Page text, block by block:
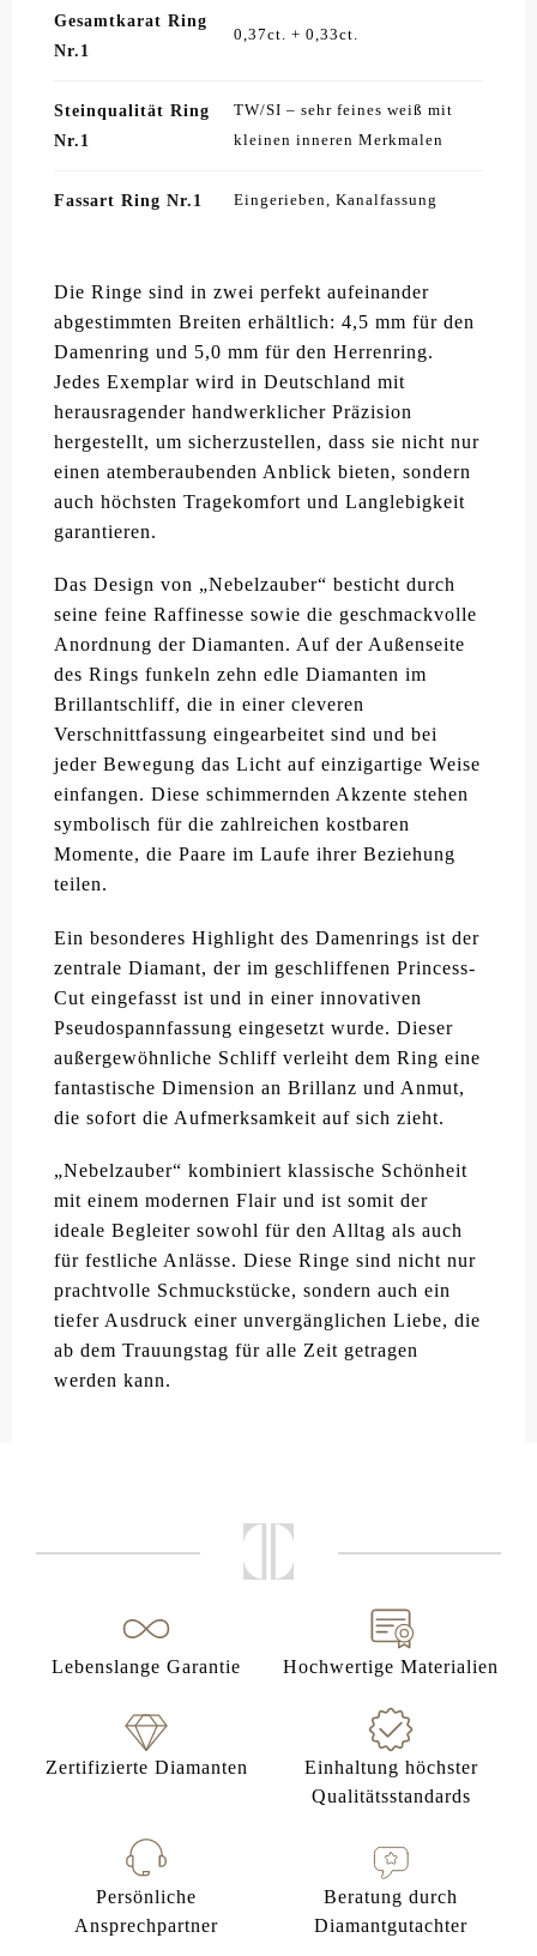
Gesamtkarat Ring
Nr.1
0,37ct. + 0,33ct.
Steinqualität Ring
Nr.1
TW/SI – sehr feines weiß mit
kleinen inneren Merkmalen
Fassart Ring Nr.1 Eingerieben, Kanalfassung
Die Ringe sind in zwei perfekt aufeinander
abgestimmten Breiten erhältlich: 4,5 mm für den
Damenring und 5,0 mm für den Herrenring.
Jedes Exemplar wird in Deutschland mit
herausragender handwerklicher Präzision
hergestellt, um sicherzustellen, dass sie nicht nur
einen atemberaubenden Anblick bieten, sondern
auch höchsten Tragekomfort und Langlebigkeit
garantieren.
Das Design von „Nebelzauber“ besticht durch
seine feine Raffinesse sowie die geschmackvolle
Anordnung der Diamanten. Auf der Außenseite
des Rings funkeln zehn edle Diamanten im
Brillantschliff, die in einer cleveren
Verschnittfassung eingearbeitet sind und bei
jeder Bewegung das Licht auf einzigartige Weise
einfangen. Diese schimmernden Akzente stehen
symbolisch für die zahlreichen kostbaren
Momente, die Paare im Laufe ihrer Beziehung
teilen.
Ein besonderes Highlight des Damenrings ist der
zentrale Diamant, der im geschliffenen Princess-
Cut eingefasst ist und in einer innovativen
Pseudospannfassung eingesetzt wurde. Dieser
außergewöhnliche Schliff verleiht dem Ring eine
fantastische Dimension an Brillanz und Anmut,
die sofort die Aufmerksamkeit auf sich zieht.
„Nebelzauber“ kombiniert klassische Schönheit
mit einem modernen Flair und ist somit der
ideale Begleiter sowohl für den Alltag als auch
für festliche Anlässe. Diese Ringe sind nicht nur
prachtvolle Schmuckstücke, sondern auch ein
tiefer Ausdruck einer unvergänglichen Liebe, die
ab dem Trauungstag für alle Zeit getragen
werden kann.
Lebenslange Garantie Hochwertige Materialien
Zertifizierte Diamanten
Einhaltung höchster
Qualitätsstandards
Persönliche
Ansprechpartner
Beratung durch
Diamantgutachter